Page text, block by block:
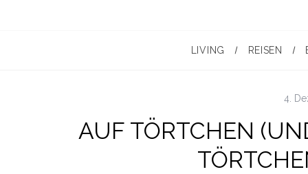
LIVING REISEN
4.
AUF TÖRTCHEN